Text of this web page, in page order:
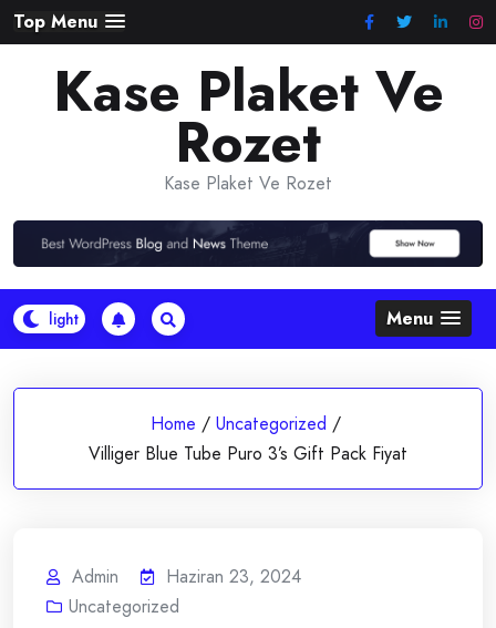
Skip
to
content
Top Menu
Kase Plaket Ve
Rozet
Kase Plaket Ve Rozet
Menu
Home / Uncategorized /
Villiger Blue Tube Puro 3’s Gift Pack Fiyat
Admin
Haziran 23, 2024
Uncategorized